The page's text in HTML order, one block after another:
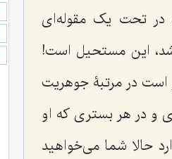
در تحت یک مقوله‌اى
این مستحیل است!
در مرتبۀ جوهریت
و در هر بسترى که او
حالا شما مى‌خواهید